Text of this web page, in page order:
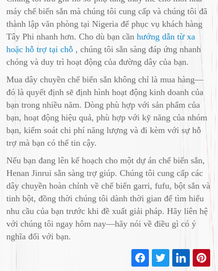
máy chế biến sắn mà chúng tôi cung cấp và chúng tôi đã
thành lập văn phòng tại Nigeria để phục vụ khách hàng
Tây Phi nhanh hơn. Cho dù bạn cầnhướng dẫn từ xa
hoặc hỗ trợ tại chỗ , chúng tôi sẵn sàng đáp ứng nhanh
chóng và duy trì hoạt động của đường dây của bạn.
Mua dây chuyền chế biến sắn không chỉ là mua hàng—
đó là quyết định sẽ định hình hoạt động kinh doanh của
bạn trong nhiều năm. Dòng phù hợp với sản phẩm của
bạn, hoạt động hiệu quả, phù hợp với kỹ năng của nhóm
bạn, kiểm soát chi phí năng lượng và đi kèm với sự hỗ
trợ mà bạn có thể tin cậy.
Nếu bạn đang lên kế hoạch cho một dự án chế biến sắn,
Henan Jinrui sẵn sàng trợ giúp. Chúng tôi cung cấp các
dây chuyền hoàn chỉnh về chế biến garri, fufu, bột sắn và
tinh bột, đồng thời chúng tôi dành thời gian để tìm hiểu
nhu cầu của bạn trước khi đề xuất giải pháp. Hãy liên hệ
với chúng tôi ngay hôm nay—hãy nói về điều gì có ý
nghĩa đối với bạn.